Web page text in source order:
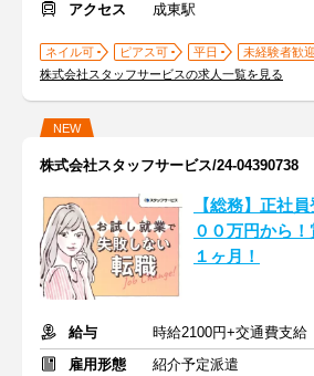
アクセス
成東駅
ネイル可 ピアス可 平日 未経験者歓迎
株式会社スタッフサービスの求人一覧を見る
NEW
株式会社スタッフサービス/24-04390738
【総務】正社
００万円から！
１ヶ月！
給与
時給2100円+交通費支給
雇用形態
紹介予定派遣